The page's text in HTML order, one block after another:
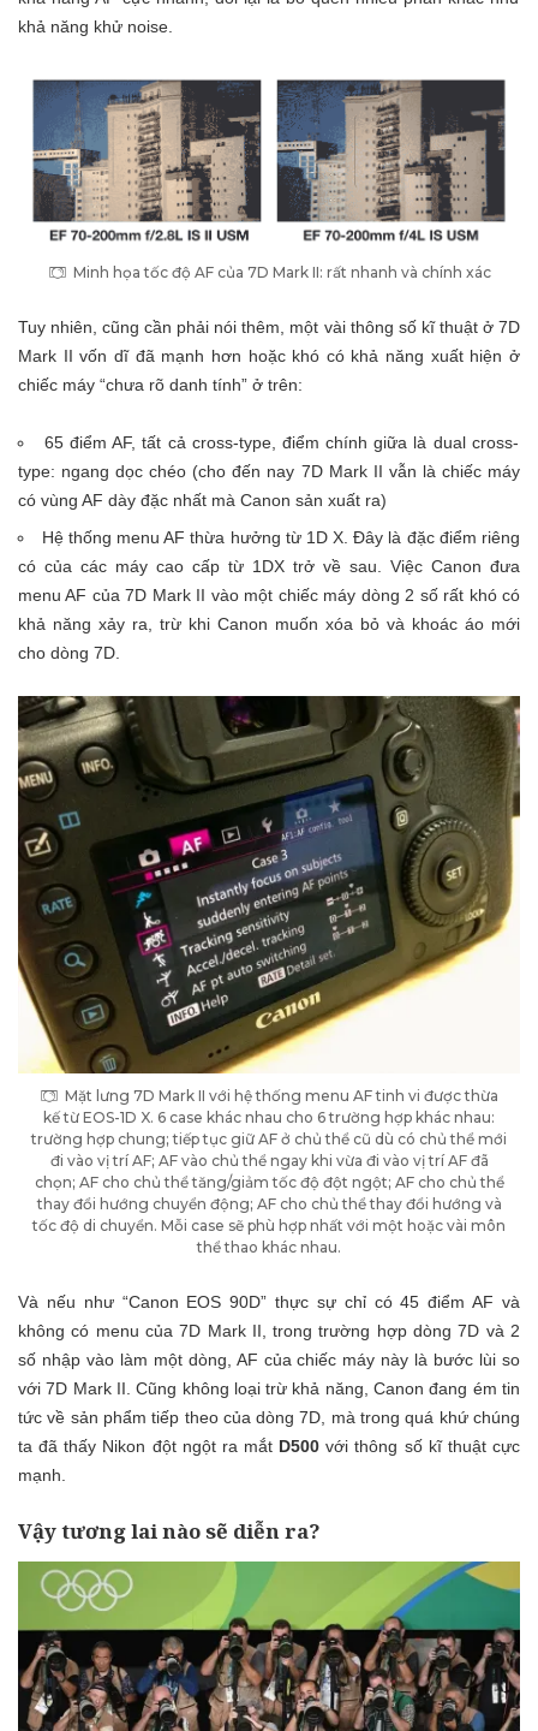
khả năng khử noise.
Minh họa tốc độ AF của 7D Mark II: rất nhanh và chính xác
Tuy nhiên, cũng cần phải nói thêm, một vài thông số kĩ thuật ở 7D
Mark II vốn dĩ đã mạnh hơn hoặc khó có khả năng xuất hiện ở
chiếc máy “chưa rõ danh tính” ở trên:
65 điểm AF, tất cả cross-type, điểm chính giữa là dual cross-
type: ngang dọc chéo (cho đến nay 7D Mark II vẫn là chiếc máy
có vùng AF dày đặc nhất mà Canon sản xuất ra)
Hệ thống menu AF thừa hưởng từ 1D X. Đây là đặc điểm riêng
có của các máy cao cấp từ 1DX trở về sau. Việc Canon đưa
menu AF của 7D Mark II vào một chiếc máy dòng 2 số rất khó có
khả năng xảy ra, trừ khi Canon muốn xóa bỏ và khoác áo mới
cho dòng 7D.
Mặt lưng 7D Mark II với hệ thống menu AF tinh vi được thừa
kế từ EOS-1D X. 6 case khác nhau cho 6 trường hợp khác nhau:
trường hợp chung; tiếp tục giữ AF ở chủ thể cũ dù có chủ thể mới
đi vào vị trí AF; AF vào chủ thể ngay khi vừa đi vào vị trí AF đã
chọn; AF cho chủ thể tăng/giảm tốc độ đột ngột; AF cho chủ thể
thay đổi hướng chuyển động; AF cho chủ thể thay đổi hướng và
tốc độ di chuyển. Mỗi case sẽ phù hợp nhất với một hoặc vài môn
thể thao khác nhau.
Và nếu như “Canon EOS 90D” thực sự chỉ có 45 điểm AF và
không có menu của 7D Mark II, trong trường hợp dòng 7D và 2
số nhập vào làm một dòng, AF của chiếc máy này là bước lùi so
với 7D Mark II. Cũng không loại trừ khả năng, Canon đang ém tin
tức về sản phẩm tiếp theo của dòng 7D, mà trong quá khứ chúng
ta đã thấy Nikon đột ngột ra mắt D500 với thông số kĩ thuật cực
mạnh.
Vậy tương lai nào sẽ diễn ra?